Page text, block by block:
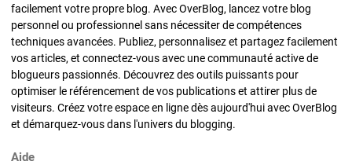
facilement votre propre blog. Avec OverBlog, lancez votre blog
personnel ou professionnel sans nécessiter de compétences
techniques avancées. Publiez, personnalisez et partagez facilement
vos articles, et connectez-vous avec une communauté active de
blogueurs passionnés. Découvrez des outils puissants pour
optimiser le référencement de vos publications et attirer plus de
visiteurs. Créez votre espace en ligne dès aujourd'hui avec OverBlog
et démarquez-vous dans l'univers du blogging.
Aide